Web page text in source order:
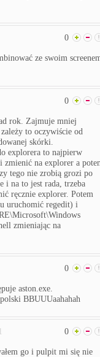
0
ze swoim
0
rok. Zajmuje mniej
to oczywiście od
skórki.
explorera to najpierw
zmienić na explorer a
tego nie zrobią grozi po
i na to jest rada, trzeba
ręcznie explorer. Potem
uruchomić regedit) i
zmieniając na
0
aston.exe.
BBUUUaahahah
0
go i pulpit mi się nie